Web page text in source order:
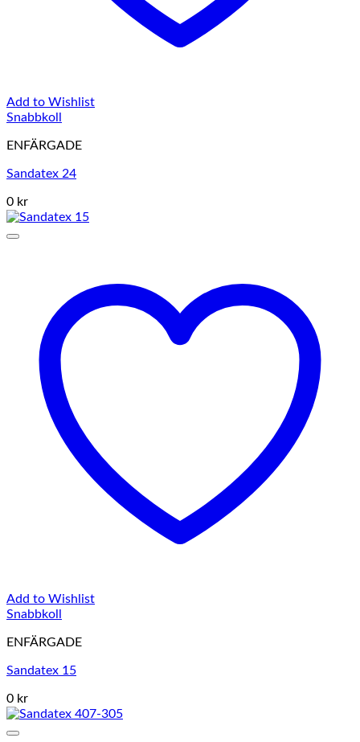
Add to Wishlist
Snabbkoll
ENFÄRGADE
Sandatex 24
0 kr
Add to Wishlist
Snabbkoll
ENFÄRGADE
Sandatex 15
0 kr